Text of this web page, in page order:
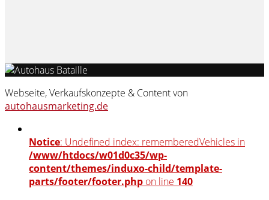
Webseite, Verkaufskonzepte & Content von
autohausmarketing.de
Notice: Undefined index: rememberedVehicles in
/www/htdocs/w01d0c35/wp-
content/themes/induxo-child/template-
parts/footer/footer.php on line 140